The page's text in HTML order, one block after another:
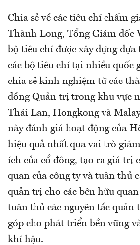
Chia sẻ về các tiêu chí chấm
Thành Long, Tổng Giám đốc
bộ tiêu chí được xây dựng
các bộ tiêu chí tại nhiều quốc
chia sẻ kinh nghiệm từ các
đồng Quản trị trong khu vực
Thái Lan, Hongkong và
này đánh giá hoạt động của
hiệu quả nhất qua vai trò
ích của cổ đông, tạo ra giá trị
quan của công ty và tuân thủ
quản trị cho các bên hữu
tuân thủ các nguyên tắc quản
góp cho phát triển bền vững
khí hậu.